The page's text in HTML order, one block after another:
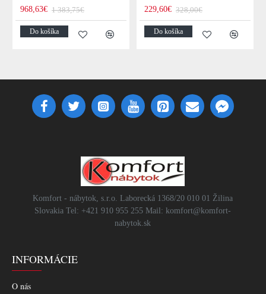
968,63€ 1 383,75€
Do košíka
229,60€ 328,00€
Do košíka
Komfort - nábytok, s.r.o. Laborecká 1368/20 010 01 Žilina
Slovakia Tel: +421 910 955 255 Mail: komfort@komfort-
nabytok.sk
INFORMÁCIE
O nás